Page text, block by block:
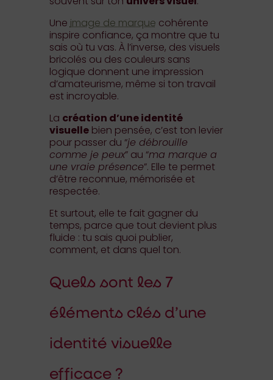
Uneimage de marque cohérente
inspire confiance, ça montre que tu
sais où tu vas. À l’inverse, des visuels
bricolés ou des couleurs sans
logique donnent une impression
d’amateurisme, même si ton travail
est incroyable.
La création d’une identité
visuellebien pensée, c’est ton levier
pour passer du “je débrouille
comme je peux” au “ma marque a
une vraie présence”. Elle te permet
d’être reconnue, mémorisée et
respectée.
Et surtout, elle te fait gagner du
temps, parce que tout devient plus
fluide : tu sais quoi publier,
comment, et dans quel ton.
Quels sont les 7
éléments clés d’une
identité visuelle
efficace ?